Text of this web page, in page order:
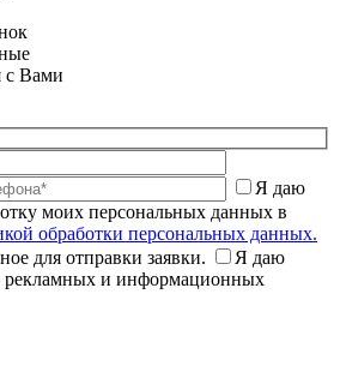
с Вами
Я даю
моих персональных данных в
обработки персональных данных.
для отправки заявки.
Я даю
рекламных и информационных